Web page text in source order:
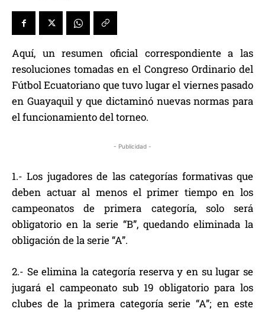
Aquí, un resumen oficial correspondiente a las
resoluciones tomadas en el Congreso Ordinario del
Fútbol Ecuatoriano que tuvo lugar el viernes pasado
en Guayaquil y que dictaminó nuevas normas para
el funcionamiento del torneo.
- Publicidad -
1.- Los jugadores de las categorías formativas que
deben actuar al menos el primer tiempo en los
campeonatos de primera categoría, solo será
obligatorio en la serie “B”, quedando eliminada la
obligación de la serie “A”.
2.- Se elimina la categoría reserva y en su lugar se
jugará el campeonato sub 19 obligatorio para los
clubes de la primera categoría serie “A”; en este